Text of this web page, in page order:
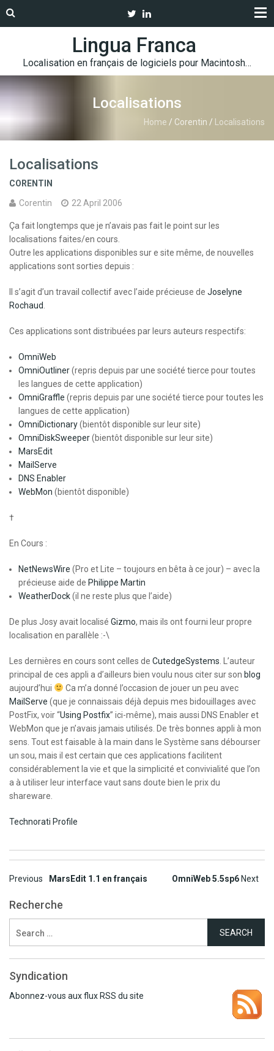
Lingua Franca
Localisation en français de logiciels pour Macintosh…
Localisations
Home / Corentin / Localisations
Localisations
CORENTIN
Corentin
22 April 2006
Ça fait longtemps que je n’avais pas fait le point sur les
localisations faites/en cours.
Outre les applications disponibles sur e site même, de nouvelles
applications sont sorties depuis :
Il s’agit d’un travail collectif avec l’aide précieuse de Joselyne
Rochaud
Ces applications sont distribuées par leurs auteurs respectifs:
OmniWeb
OmniOutliner(repris depuis par une société tierce pour toutes
les langues de cette application)
OmniGraffle (repris depuis par une société tierce pour toutes les
langues de cette application)
OmniDictionary(bientôt disponible sur leur site)
OmniDiskSweeper(bientôt disponible sur leur site)
MarsEdit
MailServe
DNS Enabler
WebMon (bientôt disponible)
†
En Cours :
NetNewsWire (Pro et Lite – toujours en bêta à ce jour) – avec la
précieuse aide de Philippe Martin
WeatherDock(il ne reste plus que l’aide)
De plus Josy avait localisé Gizmo, mais ils ont fourni leur propre
localisation en parallèle :-\
Les dernières en cours sont celles de CutedgeSystems . L’auteur
principal de ces appli a d’ailleurs bien voulu nous citer sur son blog
aujourd’hui
Ca m’a donné l’occasion de jouer un peu avec
MailServe (que je connaissais déjà depuis mes bidouillages avec
PostFix, voir “Using Postfix” ici-même), mais aussi DNS Enabler et
WebMon que je n’avais jamais utilisés. De très bonnes appli à mon
sens. Tout est faisable à la main dans le Système sans débourser
un sou, mais il est certain que ces applications facilitent
considérablement la vie et que la simplicité et convivialité que l’on
a à utiliser leur interface vaut sans doute bien le prix du
shareware.
Technorati Profile
Post
navigation
Previous MarsEdit 1.1 en français OmniWeb 5.5sp6 Next
Recherche
for:
Syndication
Abonnez-vous aux flux RSS du site